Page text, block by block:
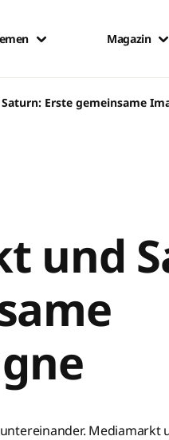
Magazin
Erste gemeinsame
und
Mediamarkt